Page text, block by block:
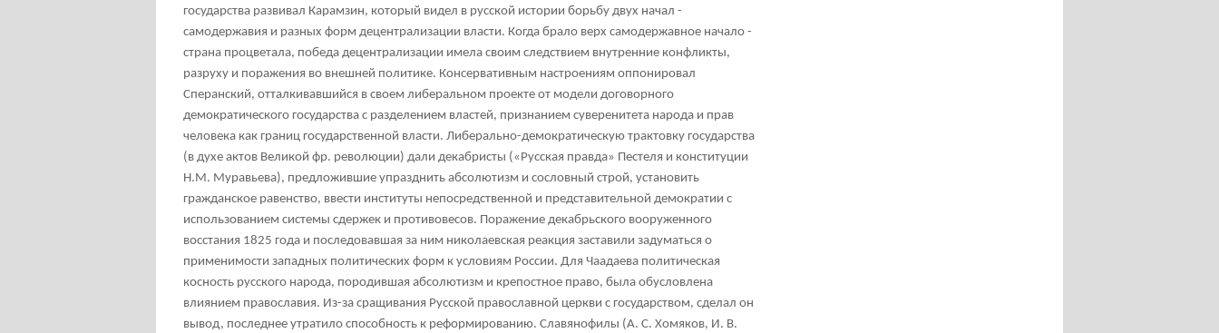
государства развивал Карамзин, который видел в русской истории борьбу двух начал -
самодержавия и разных форм децентрализации власти. Когда брало верх самодержавное начало -
страна процветала, победа децентрализации имела своим следствием внутренние конфликты,
разруху и поражения во внешней политике. Консервативным настроениям оппонировал
Сперанский, отталкивавшийся в своем либеральном проекте от модели договорного
демократического государства с разделением властей, признанием суверенитета народа и прав
человека как границ государственной власти. Либерально-демократическую трактовку государства
(в духе актов Великой фр. революции) дали декабристы («Русская правда» Пестеля и конституции
Н.М. Муравьева), предложившие упразднить абсолютизм и сословный строй, установить
гражданское равенство, ввести институты непосредственной и представительной демократии с
использованием системы сдержек и противовесов. Поражение декабрьского вооруженного
восстания 1825 года и последовавшая за ним николаевская реакция заставили задуматься о
применимости западных политических форм к условиям России. Для Чаадаева политическая
косность русского народа, породившая абсолютизм и крепостное право, была обусловлена
влиянием православия. Из-за сращивания Русской православной церкви с государством, сделал он
вывод, последнее утратило способность к реформированию. Славянофилы (А. С. Хомяков, И. В.